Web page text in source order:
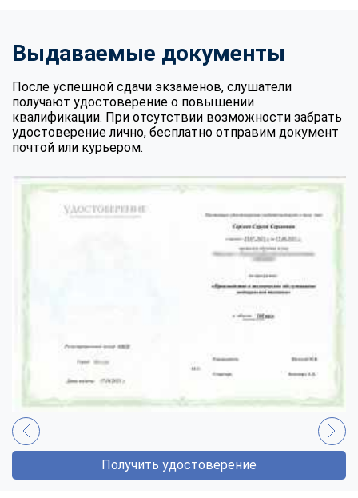
Выдаваемые документы
После успешной сдачи экзаменов, слушатели
получают удостоверение о повышении
квалификации. При отсутствии возможности забрать
удостоверение лично, бесплатно отправим документ
почтой или курьером.
Получить удостоверение